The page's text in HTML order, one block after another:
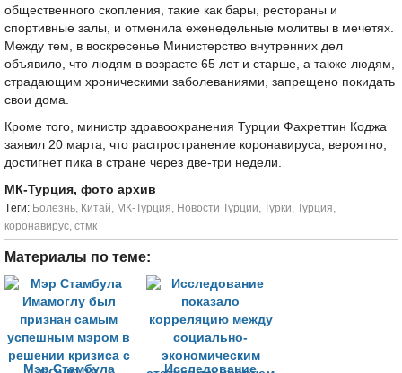
общественного скопления, такие как бары, рестораны и
спортивные залы, и отменила еженедельные молитвы в мечетях.
Между тем, в воскресенье Министерство внутренних дел
объявило, что людям в возрасте 65 лет и старше, а также людям,
страдающим хроническими заболеваниями, запрещено покидать
свои дома.
Кроме того, министр здравоохранения Турции Фахреттин Коджа
заявил 20 марта, что распространение коронавируса, вероятно,
достигнет пика в стране через две-три недели.
МК-Турция, фото архив
Tеги: Болезнь, Китай, МК-Турция, Новости Турции, Турки, Турция,
коронавирус, стмк
Материалы по теме:
Мэр Стамбула
Исследование